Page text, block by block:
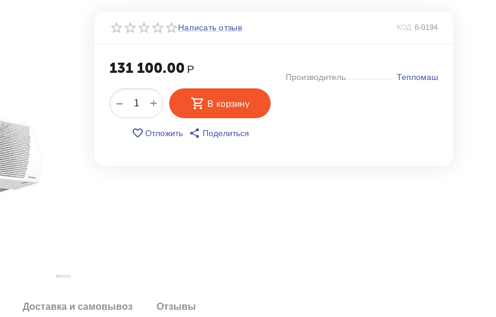
Написать отзыв КОД: 6-0194
131 100.00 Р
+
− В корзину
Отложить Поделиться
Производитель Тепломаш
Доставка и самовывоз Отзывы